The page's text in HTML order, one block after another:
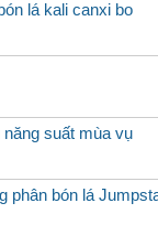
lá kali canxi bo
năng suất mùa vụ
phân bón lá